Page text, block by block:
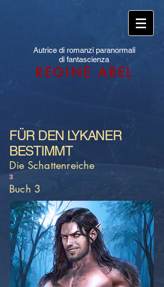
Autrice di romanzi paranormali
di fantascienza
REGINE ABEL
FÜR DEN LYKANER
BESTIMMT
Die Schattenreiche
3
Buch 3